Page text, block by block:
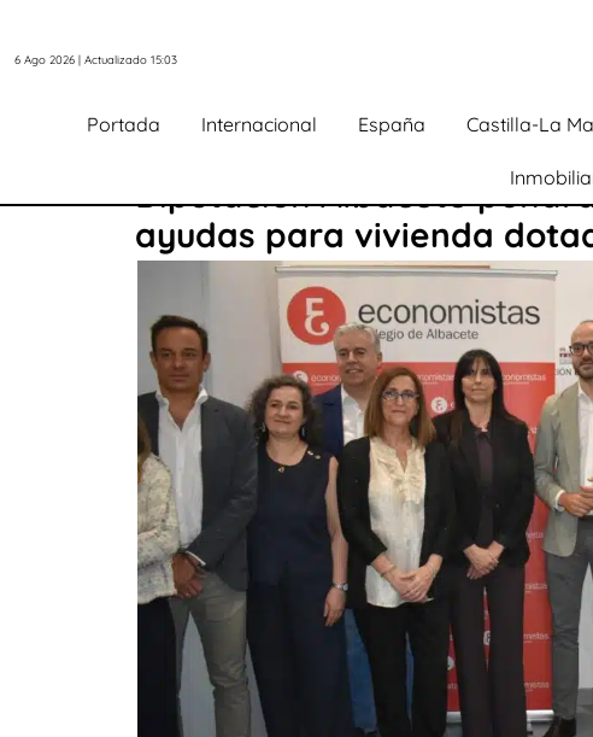
6 Ago 2026 | Actualizado 15:03
Portada Internacional España Castilla-La
Diputación Albacete
ayudas para vivienda